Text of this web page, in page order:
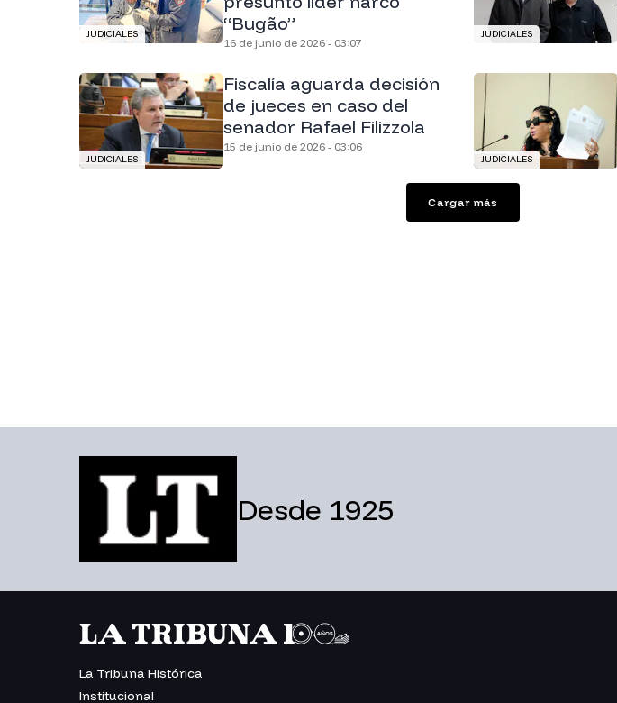
JUDICIALES
“Bugão”
16 de junio de 2026 - 03:07
JUDICIALES
JUDICIALES
Fiscalía aguarda decisión
de jueces en caso del
senador Rafael Filizzola
15 de junio de 2026 - 03:06
JUDICIALES
Cargar más
Desde 1925
La Tribuna Histórica
Institucional